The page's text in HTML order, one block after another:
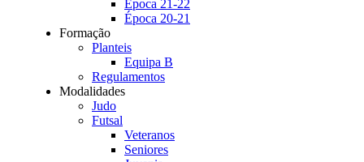
Época 21-22
Época 20-21
Formação
Planteis
Equipa B
Regulamentos
Modalidades
Judo
Futsal
Veteranos
Seniores